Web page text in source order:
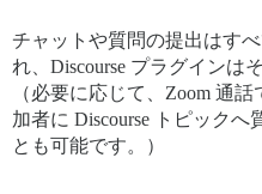
チャットや質問の提出はす
れ、Discourse プラグインは
（必要に応じて、Zoom 通
加者に Discourse トピック
とも可能です。）